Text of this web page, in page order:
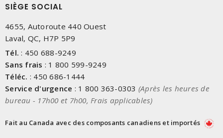
SIÈGE SOCIAL
4655, Autoroute 440 Ouest
Laval, QC, H7P 5P9
Tél. : 450 688-9249
Sans frais : 1 800 599-9249
Téléc. : 450 686-1444
Service d'urgence : 1 800 363-0303 (Après les heures de
bureau - 17h00 et 7h00, Frais applicables)
Fait au Canada avec des composants canadiens et importés